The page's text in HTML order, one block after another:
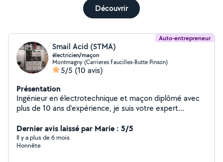
Découvrir
Auto-entrepreneur
Smail Acid (STMA)
électricien/maçon
Montmagny (Carrieres Faucilles-Butte Pinson)
5/5 (10 avis)
Présentation
Ingénieur en électrotechnique et maçon diplômé avec
plus de 10 ans d'expérience, je suis votre expert
installations électriques (neuf, rénovation, dépannage),
travaux de maçonnerie (dallage, pavés, murs,
structures) et second œuvre (montage de cuisines
Dernier avis laissé par Marie : 5/5
Il y a plus de 6 mois
Honnête